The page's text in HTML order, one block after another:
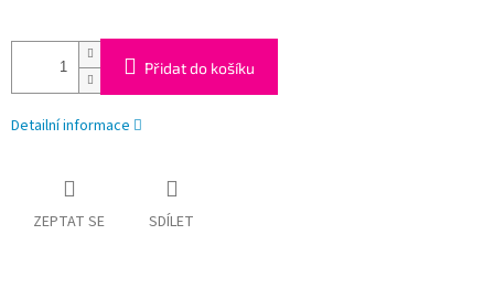
Přidat do košíku
Detailní informace
ZEPTAT SE SDÍLET